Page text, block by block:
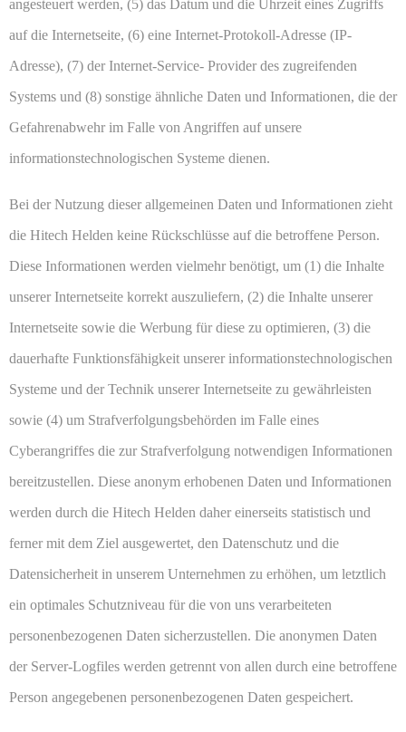
angesteuert werden, (5) das Datum und die Uhrzeit eines Zugriffs
auf die Internetseite, (6) eine Internet-Protokoll-Adresse (IP-
Adresse), (7) der Internet-Service- Provider des zugreifenden
Systems und (8) sonstige ähnliche Daten und Informationen, die der
Gefahrenabwehr im Falle von Angriffen auf unsere
informationstechnologischen Systeme dienen.
Bei der Nutzung dieser allgemeinen Daten und Informationen zieht
die Hitech Helden keine Rückschlüsse auf die betroffene Person.
Diese Informationen werden vielmehr benötigt, um (1) die Inhalte
unserer Internetseite korrekt auszuliefern, (2) die Inhalte unserer
Internetseite sowie die Werbung für diese zu optimieren, (3) die
dauerhafte Funktionsfähigkeit unserer informationstechnologischen
Systeme und der Technik unserer Internetseite zu gewährleisten
sowie (4) um Strafverfolgungsbehörden im Falle eines
Cyberangriffes die zur Strafverfolgung notwendigen Informationen
bereitzustellen. Diese anonym erhobenen Daten und Informationen
werden durch die Hitech Helden daher einerseits statistisch und
ferner mit dem Ziel ausgewertet, den Datenschutz und die
Datensicherheit in unserem Unternehmen zu erhöhen, um letztlich
ein optimales Schutzniveau für die von uns verarbeiteten
personenbezogenen Daten sicherzustellen. Die anonymen Daten
der Server-Logfiles werden getrennt von allen durch eine betroffene
Person angegebenen personenbezogenen Daten gespeichert.